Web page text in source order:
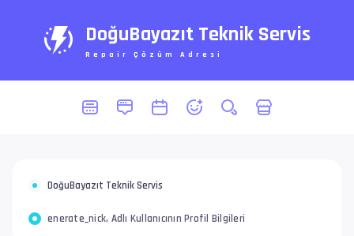
DoğuBayazıt Teknik Servis
Repair Çözüm Adresi
DoğuBayazıt Teknik Servis
enerate_nick, Adlı Kullanıcının Profil Bilgileri